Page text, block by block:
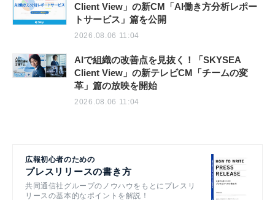
Client View」の新CM「AI働き方分析レポー
トサービス」篇を公開
2026.08.06 11:04
AIで組織の改善点を見抜く！「SKYSEA
Client View」の新テレビCM「チームの変
革」篇の放映を開始
2026.08.06 11:04
広報初心者のための
プレスリリースの書き方
共同通信社グループのノウハウをもとにプレスリ
リースの基本的なポイントを解説！